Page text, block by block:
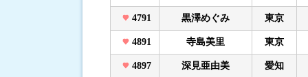
4791 黒澤めぐみ 東京
4891 寺島美里 東京
4897 深見亜由美 愛知